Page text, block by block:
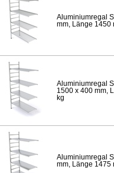
Aluminiumregal
mm, Länge 1450
Aluminiumregal
1500 x 400 mm,
kg
Aluminiumregal
mm, Länge 1475